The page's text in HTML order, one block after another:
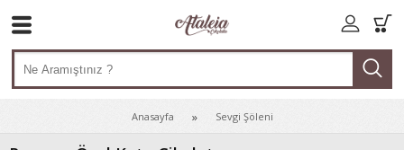
Anasayfa Sevgi Şöleni